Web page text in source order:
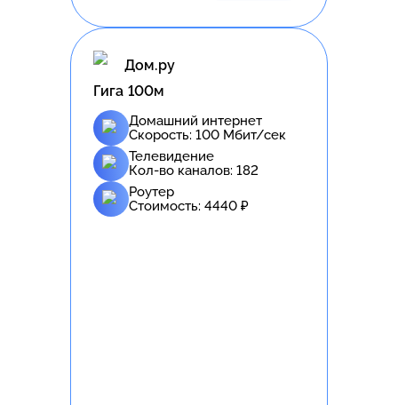
Дом.ру
Гига 100м
Домашний интернет
Скорость: 100 Мбит/сек
Телевидение
Кол-во каналов: 182
Роутер
Стоимость: 4440 ₽